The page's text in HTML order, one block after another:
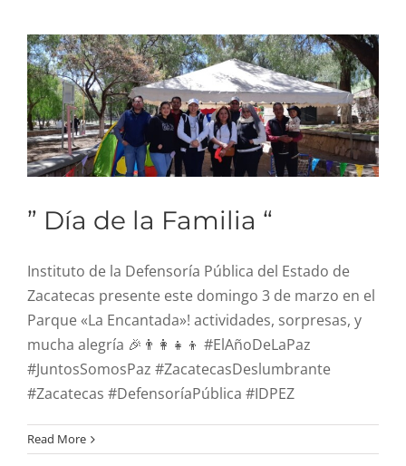
” Día de la Familia “
Instituto de la Defensoría Pública del Estado de
Zacatecas presente este domingo 3 de marzo en el
Parque «La Encantada»! actividades, sorpresas, y
mucha alegría 🎉👨‍👩‍👧‍👦 #ElAñoDeLaPaz
#JuntosSomosPaz #ZacatecasDeslumbrante
#Zacatecas #DefensoríaPública #IDPEZ
Read More